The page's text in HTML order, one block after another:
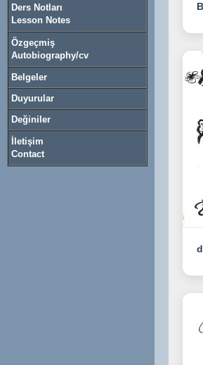
Ders Notları
Lesson Notes
Özgeçmiş
Autobiography/cv
Belgeler
Duyurular
Değiniler
İletişim
Contact